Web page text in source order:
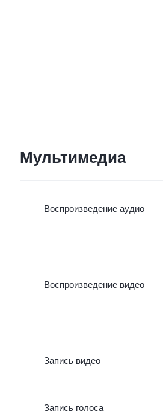
Мультимедиа
Воспроизведение аудио
Воспроизведение видео
Запись видео
Запись голоса